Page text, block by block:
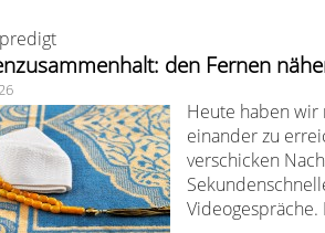
den Fernen
Heute haben
einander zu
verschicken
Videogespräche.